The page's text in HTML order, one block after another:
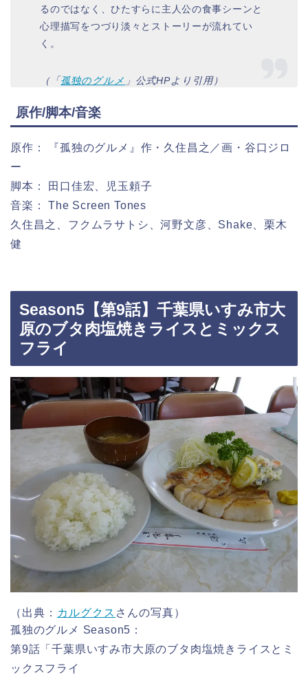
るのではなく、ひたすらに主人公の食事シーンと
心理描写をつづり淡々とストーリーが流れてい
く。
（「 孤独のグルメ 」公式HPより引用）
原作/脚本/音楽
原作： 『孤独のグルメ』作・久住昌之／画・谷口ジロ
ー
脚本： 田口佳宏、児玉頼子
音楽： The Screen Tones
久住昌之、フクムラサトシ、河野文彦、Shake、栗木
健
Season5【第9話】千葉県いすみ市大
原のブタ肉塩焼きライスとミックス
フライ
（出典： カルグクス さんの写真）
孤独のグルメ Season5：
第9話「千葉県いすみ市大原のブタ肉塩焼きライスとミ
ックスフライ